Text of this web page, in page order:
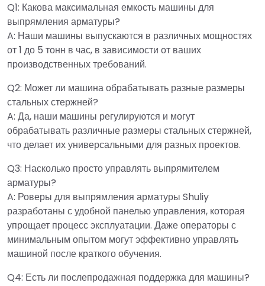
Q1: Какова максимальная емкость машины для
выпрямления арматуры?
A: Наши машины выпускаются в различных мощностях
от 1 до 5 тонн в час, в зависимости от ваших
производственных требований.
Q2: Может ли машина обрабатывать разные размеры
стальных стержней?
A: Да, наши машины регулируются и могут
обрабатывать различные размеры стальных стержней,
что делает их универсальными для разных проектов.
Q3: Насколько просто управлять выпрямителем
арматуры?
A: Роверы для выпрямления арматуры Shuliy
разработаны с удобной панелью управления, которая
упрощает процесс эксплуатации. Даже операторы с
минимальным опытом могут эффективно управлять
машиной после краткого обучения.
Q4: Есть ли послепродажная поддержка для машины?